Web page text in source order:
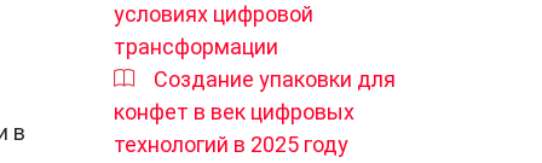
в
условиях цифровой
трансформации
Создание упаковки для
конфет в век цифровых
технологий в 2025 году